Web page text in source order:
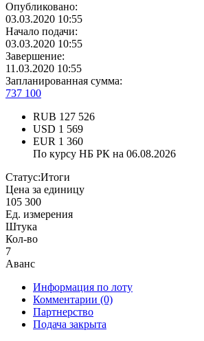
Опубликовано:
03.03.2020 10:55
Начало подачи:
03.03.2020 10:55
Завершение:
11.03.2020 10:55
Запланированная сумма:
737 100
RUB 127 526
USD 1 569
EUR 1 360
По курсу НБ РК на 06.08.2026
Статус:Итоги
Цена за единицу
105 300
Ед. измерения
Штука
Кол-во
7
Аванс
Информация по лоту
Комментарии (0)
Партнерство
Подача закрыта